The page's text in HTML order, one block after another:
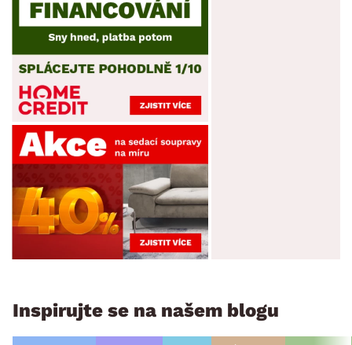
Inspirujte se na našem blogu